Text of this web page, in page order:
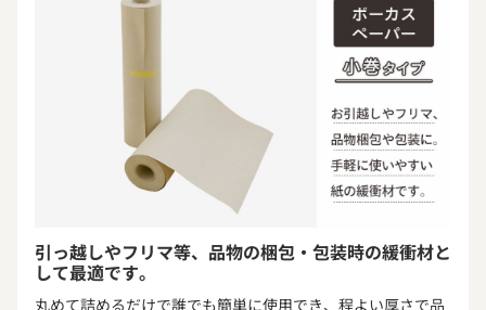
引っ越しやフリマ等、品物の梱包・包装時の緩衝材と
して最適です。
丸めて詰めるだけで誰でも簡単に使用でき、程よい厚さで品